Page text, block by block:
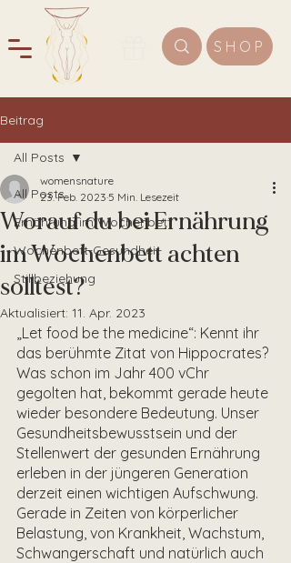
SHOP
Beitrag
All Posts
Ernährung im Wochenbett
Wochenbett-Gesundheit
Stillbeziehung
All Posts
Worauf du bei Ernährung
im Wochenbett achten
solltest?
womensnature
23. Feb. 2023 5 Min. Lesezeit
Aktualisiert: 11. Apr. 2023
„Let food be the medicine“: Kennt ihr
das berühmte Zitat von Hippocrates?
Was schon im Jahr 400 vChr
gegolten hat, bekommt gerade heute
wieder besondere Bedeutung. Unser
Gesundheitsbewusstsein und der
Stellenwert der gesunden Ernährung
erleben in der jüngeren Generation
derzeit einen wichtigen Aufschwung.
Gerade in Zeiten von körperlicher
Belastung, von Krankheit, Wachstum,
Schwangerschaft und natürlich auch